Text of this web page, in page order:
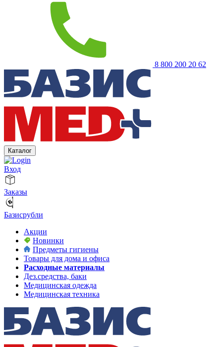
8 800 200 20 62
Каталог
Вход
Заказы
Базисрубли
Акции
Новинки
Предметы гигиены
Товары для дома и офиса
Расходные материалы
Дез.средства, баки
Медицинская одежда
Медицинская техника